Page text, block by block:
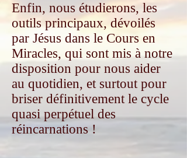
Enfin, nous étudierons, les
outils principaux, dévoilés
par Jésus dans le Cours en
Miracles, qui sont mis à notre
disposition pour nous aider
au quotidien, et surtout pour
briser définitivement le cycle
quasi perpétuel des
réincarnations !